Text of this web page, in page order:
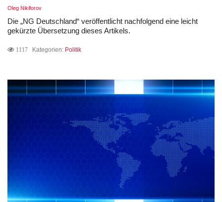
Oleg Nikiforov
Die „NG Deutschland“ veröffentlicht nachfolgend eine leicht
gekürzte Übersetzung dieses Artikels.
1117 Kategorien: Politik